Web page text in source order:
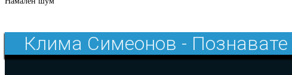
Клима Симеонов - Познавате